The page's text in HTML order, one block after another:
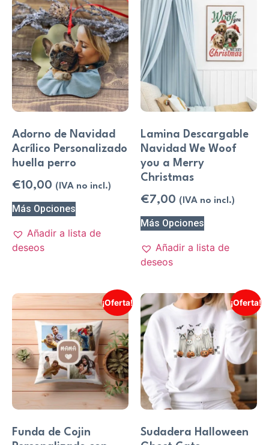
Adorno de Navidad
Acrílico Personalizado
huella perro
€10,00 (IVA no incl.)
Más Opciones
Añadir a lista de
deseos
Lamina Descargable
Navidad We Woof
you a Merry
Christmas
€7,00 (IVA no incl.)
Más Opciones
Añadir a lista de
deseos
¡Oferta!
Funda de Cojin
¡Oferta!
Sudadera Halloween